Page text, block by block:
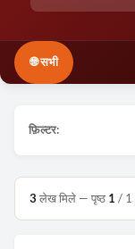
🌐 सभी
फ़िल्टर:
3 लेख मिले — पृष्ठ 1 / 1